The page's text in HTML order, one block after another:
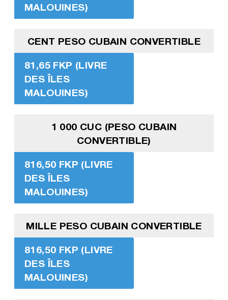
MALOUINES)
CENT PESO CUBAIN CONVERTIBLE
81,65 FKP (LIVRE
DES ÎLES
MALOUINES)
1 000 CUC (PESO CUBAIN
CONVERTIBLE)
816,50 FKP (LIVRE
DES ÎLES
MALOUINES)
MILLE PESO CUBAIN CONVERTIBLE
816,50 FKP (LIVRE
DES ÎLES
MALOUINES)